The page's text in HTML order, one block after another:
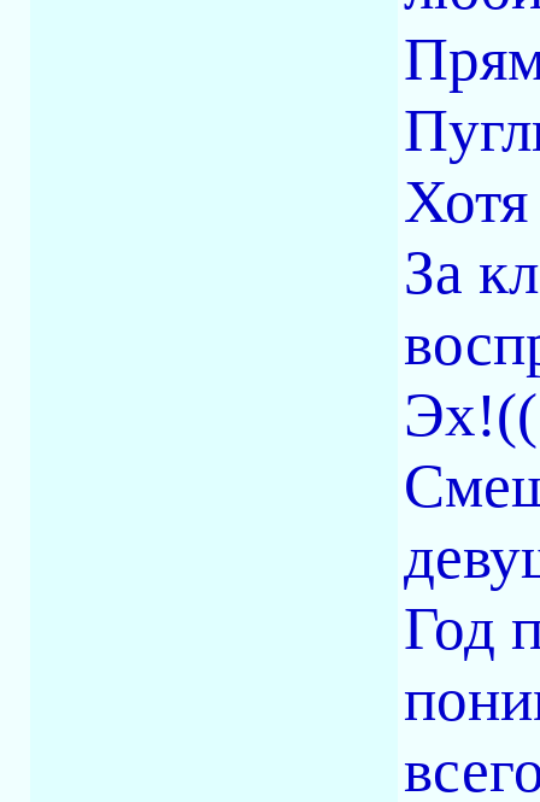
Хотя
За
Год